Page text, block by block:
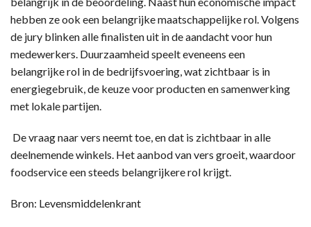
hebben ze ook een belangrijke maatschappelijke rol. Volgens
de jury blinken alle finalisten uit in de aandacht voor hun
medewerkers. Duurzaamheid speelt eveneens een
belangrijke rol in de bedrijfsvoering, wat zichtbaar is in
energiegebruik, de keuze voor producten en samenwerking
met lokale partijen.
De vraag naar vers neemt toe, en dat is zichtbaar in alle
deelnemende winkels. Het aanbod van vers groeit, waardoor
foodservice een steeds belangrijkere rol krijgt.
Bron: Levensmiddelenkrant